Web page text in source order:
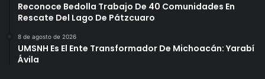
Reconoce Bedolla Trabajo De 40 Comunidades En
Rescate Del Lago De Pátzcuaro
8 de agosto de 2026
UMSNH Es El Ente Transformador De Michoacán: Yarabí
Ávila